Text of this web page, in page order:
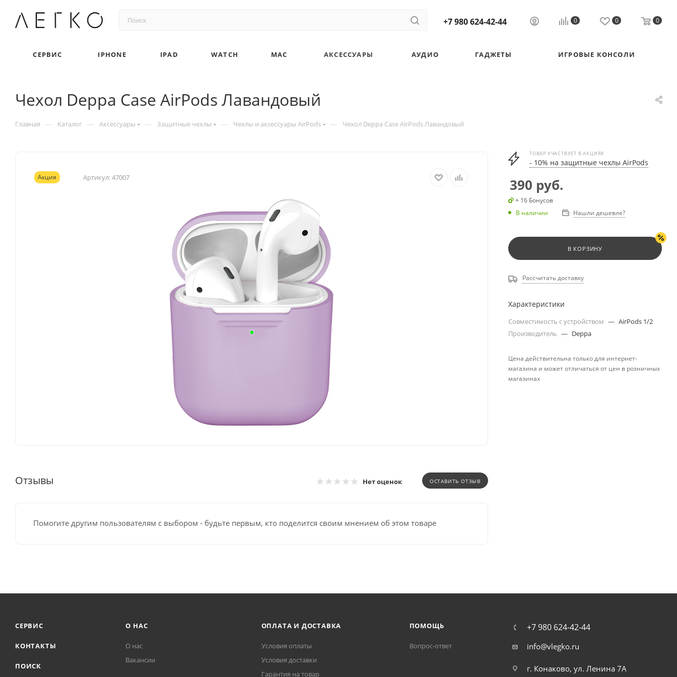
+7 980 624-42-44 0 0 0
СЕРВИС IPHONE IPAD WATCH MAC АКСЕССУАРЫ АУДИО ГАДЖЕТЫ ИГРОВЫЕ КОНСОЛИ
Чехол Deppa Case AirPods Лавандовый
Главная — Каталог — Аксессуары — Защитные чехлы — Чехлы и аксессуары AirPods — Чехол Deppa Case AirPods Лавандовый
Акция Артикул:47007
Отзывы Нет оценок ОСТАВИТЬ ОТЗЫВ
Помогите другим пользователям с выбором - будьте первым, кто поделится своим мнением об этом товаре
ТОВАР УЧАСТВУЕТ В АКЦИЯХ
- 10% на защитные чехлы AirPods
390 руб.
+ 16 Бонусов
В наличии
Нашли дешевле?
В КОРЗИНУ
Рассчитать доставку
Характеристики
Совместимость с устройством — AirPods 1/2
Производитель — Deppa
Цена действительна только для интернет-
магазина и может отличаться от цен в розничных
магазинах
СЕРВИС
КОНТАКТЫ
ПОИСК
О НАС
О нас
Вакансии
ОПЛАТА И ДОСТАВКА
Условия оплаты
Условия доставки
Гарантия на товар
ПОМОЩЬ
Вопрос-ответ
+7 980 624-42-44
info@vlegko.ru
г. Конаково, ул. Ленина 7А